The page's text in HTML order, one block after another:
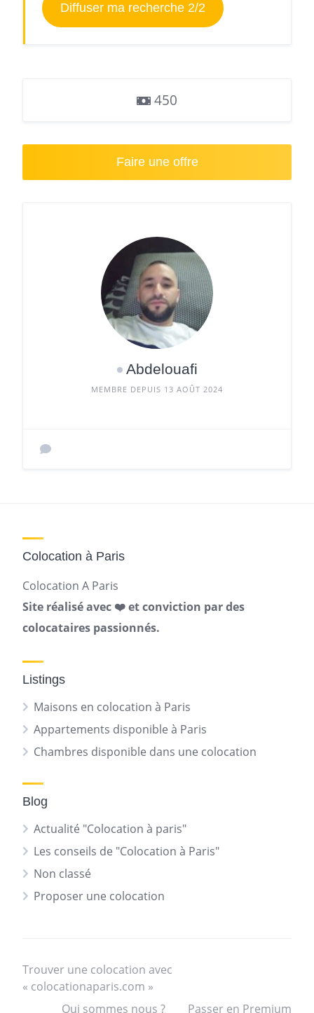
Diffuser ma recherche 2/2
450
Faire une offre
Abdelouafi
MEMBRE DEPUIS 13 AOÛT 2024
Colocation à Paris
Colocation A Paris
Site réalisé avec ❤️ et conviction par des
colocataires passionnés.
Listings
Maisons en colocation à Paris
Appartements disponible à Paris
Chambres disponible dans une colocation
Blog
Actualité "Colocation à paris"
Les conseils de "Colocation à Paris"
Non classé
Proposer une colocation
Trouver une colocation avec
« colocationaparis.com »
Qui sommes nous ?
Passer en Premium